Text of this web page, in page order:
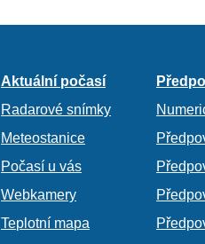
Aktuální počasí
Radarové snímky
Meteostanice
Počasí u vás
Webkamery
Teplotní mapa